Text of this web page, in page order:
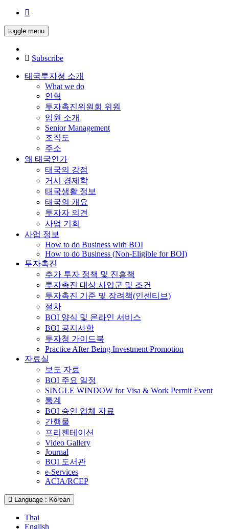
toggle menu
Subscribe
태국투자청 소개
What we do
연혁
투자촉진위원회 위원
임원 소개
Senior Management
조직도
주소
왜 태국인가
태국의 강점
거시 경제학
태국생활 정보
태국의 개요
투자자 의견
사업 기회
사업 정보
How to do Business with BOI
How to do Business (Non-Eligible for BOI)
투자촉진
추가 투자 정책 및 진흥책
투자촉진 대상 사업군 및 조건
투자촉진 기준 및 장려책(인센티브)
절차
BOI 양식 및 온라인 서비스
BOI 공지사항
투자청 가이드북
Practice After Being Investment Promotion
자료실
보도 자료
BOI 주요 일정
SINGLE WINDOW for Visa & Work Permit Event
통계
BOI 승인 업체 자료
간행물
프리젠테이션
Video Gallery
Journal
BOI 도서관
e-Services
ACIA/RCEP
Language : Korean
Thai
English